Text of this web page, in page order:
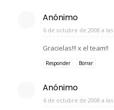
Anónimo
6 de octubre de 2008 a las
Gracielas!!! x el team!!
Responder Borrar
Anónimo
6 de octubre de 2008 a las